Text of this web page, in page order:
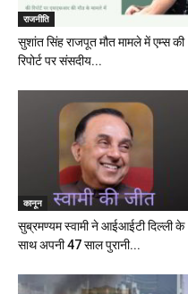
राजनीति
सुशांत सिंह राजपूत मौत मामले में एम्स की
रिपोर्ट पर संसदीय...
कानून
सुब्रमण्यम स्वामी ने आईआईटी दिल्ली के
साथ अपनी 47 साल पुरानी...